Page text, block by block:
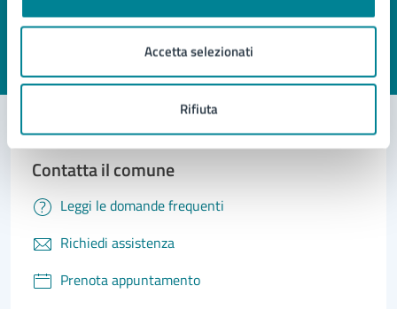
Accetta selezionati
Rifiuta
Contatta il comune
Leggi le domande frequenti
Richiedi assistenza
Prenota appuntamento